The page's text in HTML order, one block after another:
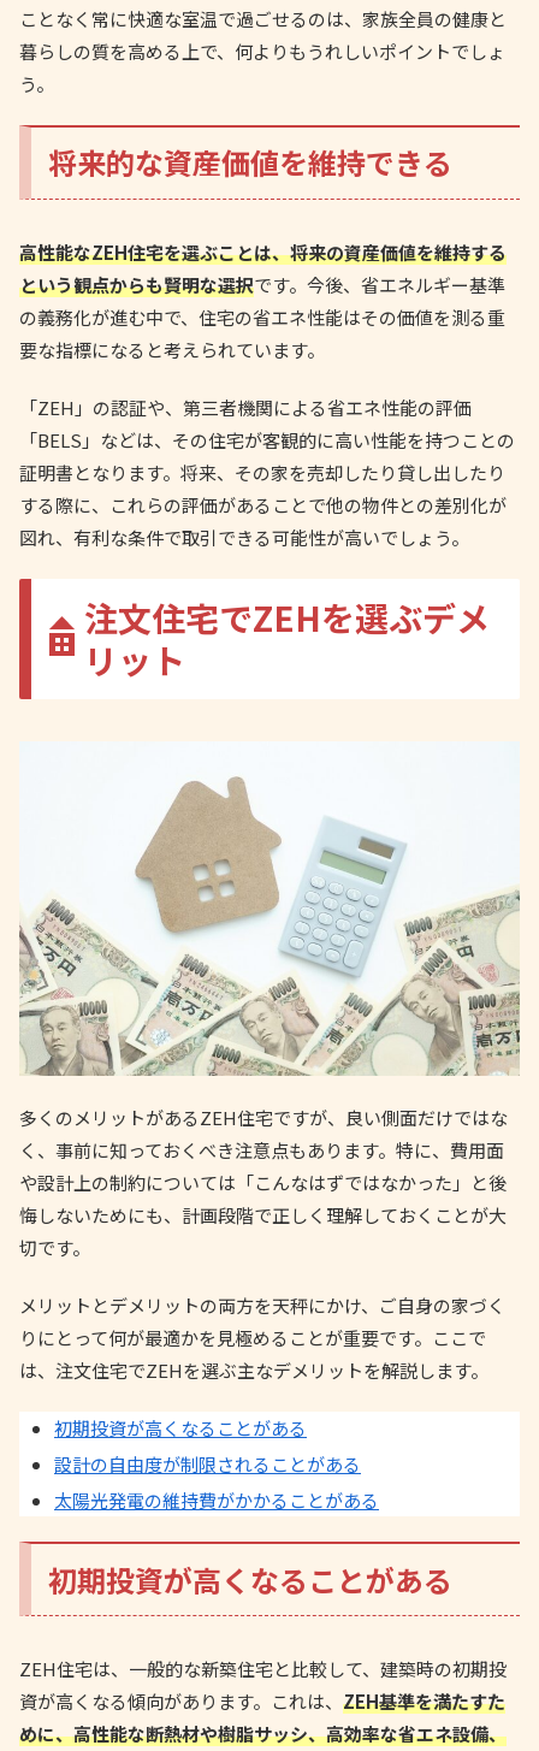
ことなく常に快適な室温で過ごせるのは、家族全員の健康と
暮らしの質を高める上で、何よりもうれしいポイントでしょ
う。
将来的な資産価値を維持できる
高性能なZEH住宅を選ぶことは、将来の資産価値を維持する
という観点からも賢明な選択です。今後、省エネルギー基準
の義務化が進む中で、住宅の省エネ性能はその価値を測る重
要な指標になると考えられています。
「ZEH」の認証や、第三者機関による省エネ性能の評価
「BELS」などは、その住宅が客観的に高い性能を持つことの
証明書となります。将来、その家を売却したり貸し出したり
する際に、これらの評価があることで他の物件との差別化が
図れ、有利な条件で取引できる可能性が高いでしょう。
注文住宅でZEHを選ぶデメ
リット
多くのメリットがあるZEH住宅ですが、良い側面だけではな
く、事前に知っておくべき注意点もあります。特に、費用面
や設計上の制約については「こんなはずではなかった」と後
悔しないためにも、計画段階で正しく理解しておくことが大
切です。
メリットとデメリットの両方を天秤にかけ、ご自身の家づく
りにとって何が最適かを見極めることが重要です。ここで
は、注文住宅でZEHを選ぶ主なデメリットを解説します。
初期投資が高くなることがある
設計の自由度が制限されることがある
太陽光発電の維持費がかかることがある
初期投資が高くなることがある
ZEH住宅は、一般的な新築住宅と比較して、建築時の初期投
資が高くなる傾向があります。これは、 ZEH基準を満たすた
めに、高性能な断熱材や樹脂サッシ、高効率な省エネ設備、